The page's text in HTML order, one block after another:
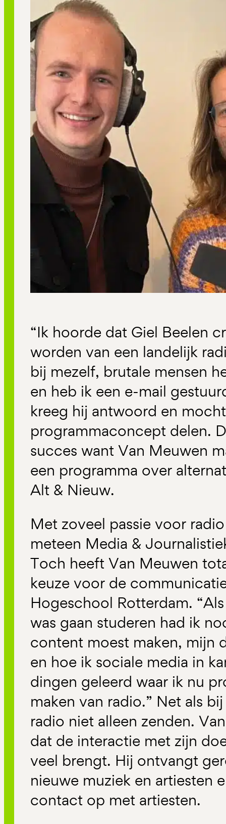
“Ik hoorde dat Giel Beelen
worden van een landelijk
bij mezelf, brutale mensen
en heb ik een e-mail
kreeg hij antwoord en
programmaconcept delen.
succes want Van Meuwen
een programma over
Alt & Nieuw.
Met zoveel passie voor
meteen Media &
Toch heeft Van Meuwen
keuze voor de
Hogeschool Rotterdam.
was gaan studeren had ik
content moest maken, mijn
en hoe ik sociale media in
dingen geleerd waar ik nu
maken van radio.” Net als
radio niet alleen zenden.
dat de interactie met zijn
veel brengt. Hij ontvangt
nieuwe muziek en artiesten
contact op met artiesten.